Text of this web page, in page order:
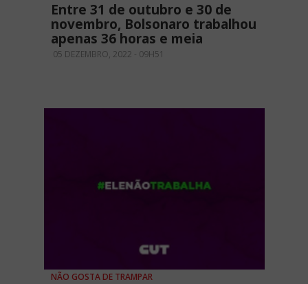
Entre 31 de outubro e 30 de
novembro, Bolsonaro trabalhou
apenas 36 horas e meia
05 DEZEMBRO, 2022 - 09H51
NÃO GOSTA DE TRAMPAR